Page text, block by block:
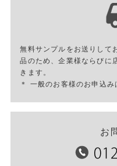
無料サンプルをお送りして
品のため、企業様ならびに
きます。
＊ 一般のお客様のお申込み
お